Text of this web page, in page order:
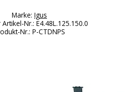
Marke: Igus
Nr.: E4.48L.125.150.0
Nr.: P-CTDNPS